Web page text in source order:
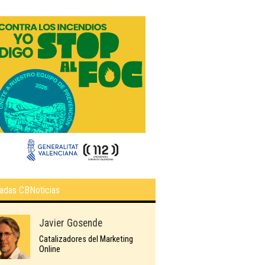
CBNoticias
Javier Gosende
Catalizadores del Marketing
Online